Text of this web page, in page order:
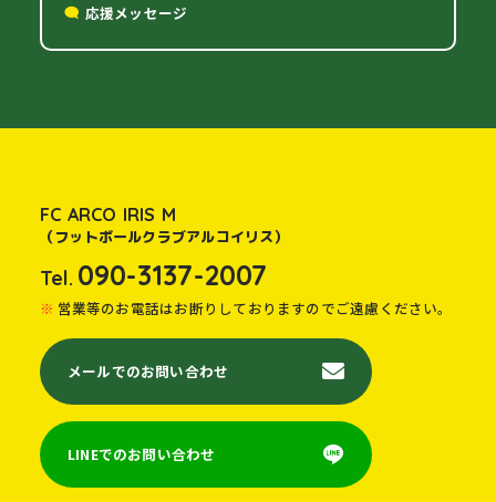
応援メッセージ
FC ARCO IRIS M
（フットボールクラブアルコイリス）
Tel. 090-3137-2007
営業等のお電話はお断りしておりますのでご遠慮ください。
メールでのお問い合わせ
LINEでのお問い合わせ